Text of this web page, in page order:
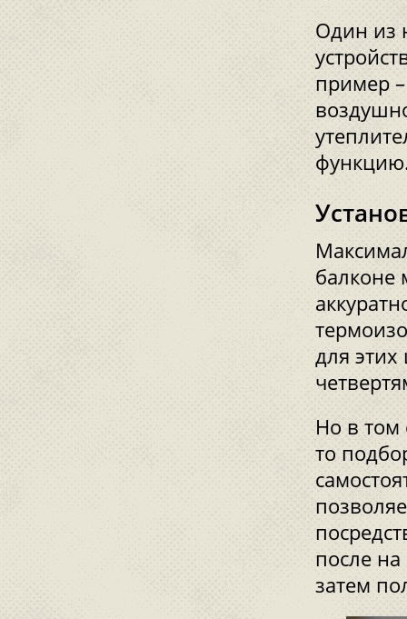
Один из
пример
балконе
для
Но в том
то
после
затем